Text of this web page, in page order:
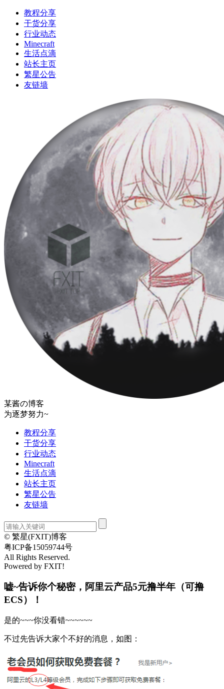
教程分享
干货分享
行业动态
Minecraft
生活点滴
站长主页
繁星公告
友链墙
某酱の博客
为逐梦努力~
教程分享
干货分享
行业动态
Minecraft
生活点滴
站长主页
繁星公告
友链墙
© 繁星(FXIT)博客
粤ICP备15059744号
All Rights Reserved.
Powered by FXIT!
嘘~告诉你个秘密，阿里云产品5元撸半年（可撸
ECS）！
是的~~~你没看错~~~~~~
不过先告诉大家个不好的消息，如图：